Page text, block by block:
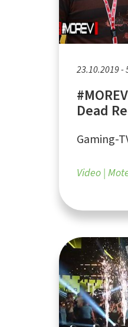
23.10.2019 -
Dead
Gaming-
Video